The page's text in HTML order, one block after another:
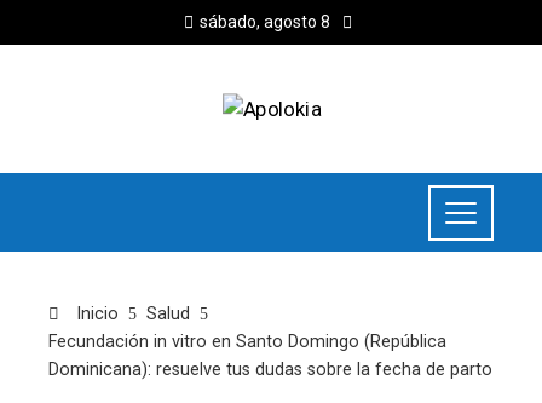
sábado, agosto 8
Inicio
Salud
Fecundación in vitro en Santo Domingo (República
Dominicana): resuelve tus dudas sobre la fecha de parto